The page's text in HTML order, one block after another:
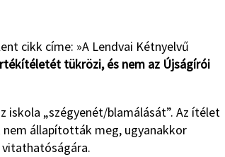
cikk címe: »A Lendvai Kétnyelvű
tükrözi, és nem az Újságírói
iskola „szégyenét/blamálását”. Az ítélet
állapították meg, ugyanakkor